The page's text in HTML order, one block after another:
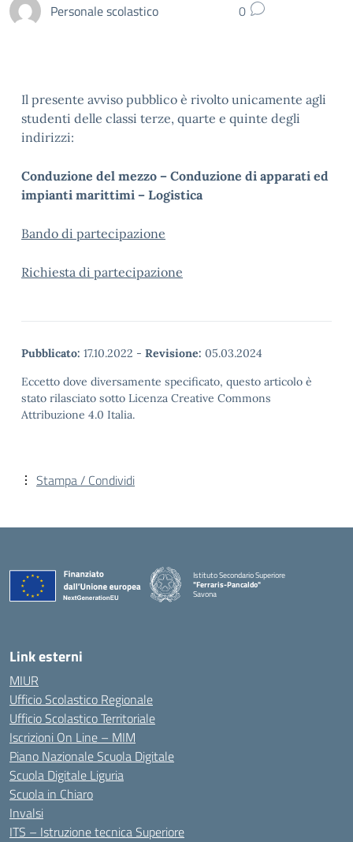
Personale scolastico 0
Il presente avviso pubblico è rivolto unicamente agli
studenti delle classi terze, quarte e quinte degli
indirizzi:
Conduzione del mezzo – Conduzione di apparati ed
impianti marittimi – Logistica
Bando di partecipazione
Richiesta di partecipazione
Pubblicato: 17.10.2022 - Revisione: 05.03.2024
Eccetto dove diversamente specificato, questo articolo è
stato rilasciato sotto Licenza Creative Commons
Attribuzione 4.0 Italia.
Stampa / Condividi
Istituto Secondario Superiore
"Ferraris-Pancaldo"
Savona
Link esterni
MIUR
Ufficio Scolastico Regionale
Ufficio Scolastico Territoriale
Iscrizioni On Line – MIM
Piano Nazionale Scuola Digitale
Scuola Digitale Liguria
Scuola in Chiaro
Invalsi
ITS – Istruzione tecnica Superiore